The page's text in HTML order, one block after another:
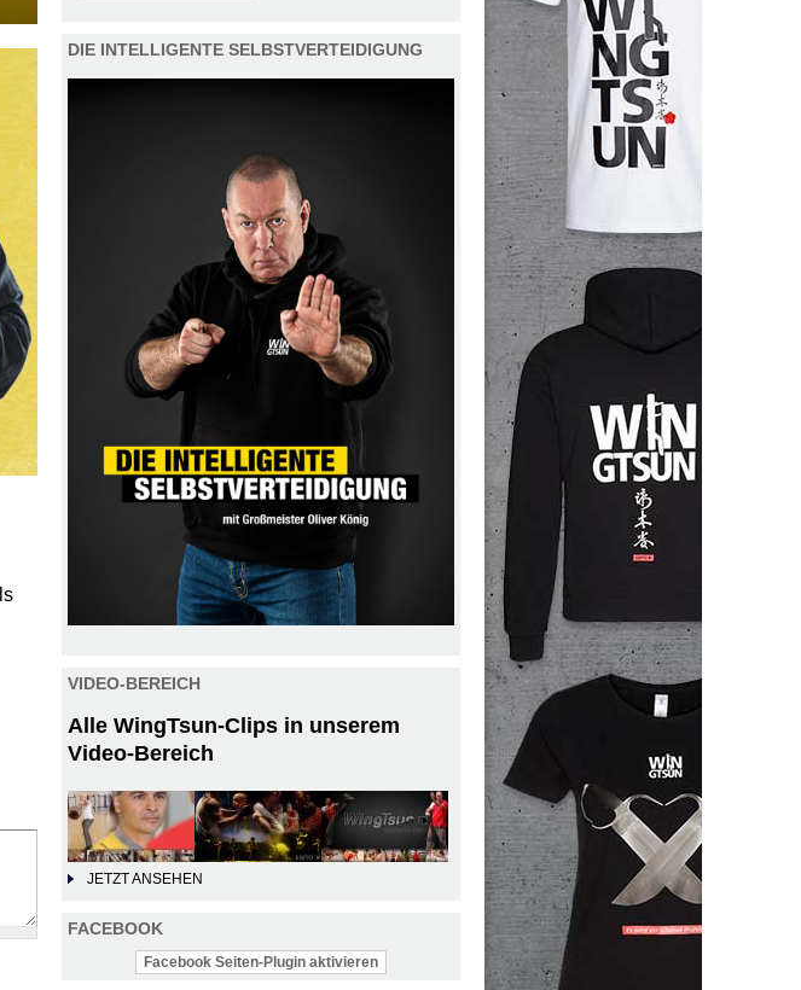
DIE INTELLIGENTE SELBSTVERTEIDIGUNG
VIDEO-BEREICH
Alle WingTsun-Clips in unserem
Video-Bereich
JETZT ANSEHEN
FACEBOOK
Facebook Seiten-Plugin aktivieren